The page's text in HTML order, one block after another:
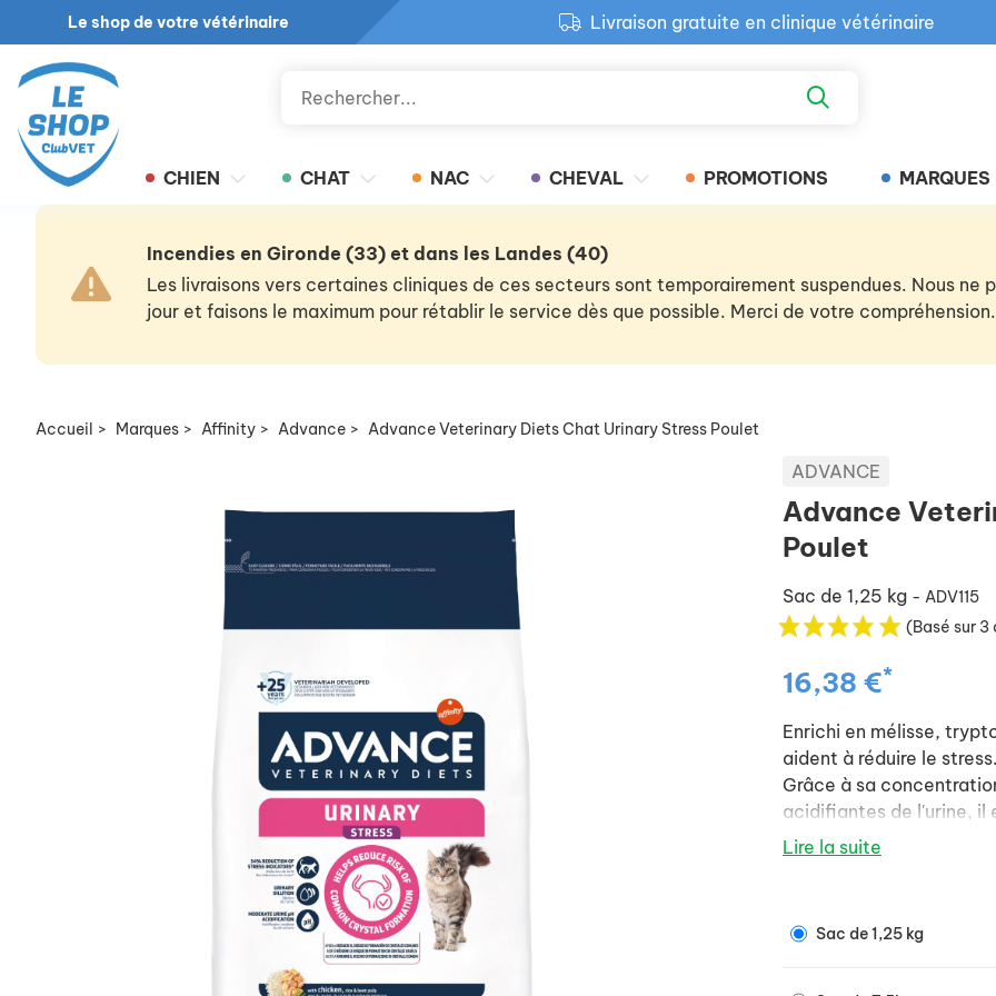
Le shop de votre vétérinaire
Livraison gratuite en clinique vétérinaire
Retour produit gratuit en clinique
CHIEN CHAT NAC CHEVAL PROMOTIONS MARQUES
Incendies en Gironde (33) et dans les Landes (40)
Les livraisons vers certaines cliniques de ces secteurs sont temporairement suspendues. Nous ne
jour et faisons le maximum pour rétablir le service dès que possible. Merci de votre compréhension.
Accueil > Marques > Affinity > Advance > Advance Veterinary Diets Chat Urinary Stress Poulet
ADVANCE
Advance
Poulet
Sac de 1,25 kg - ADV115
(Basé sur 3
16,38 €*
Enrichi en mélisse,
aident à réduire le stress.
Grâce à sa
acidifiantes de l'urine, il
de struvite et d'oxalate
Il est recommandé de
Lire la suite
Sac de 1,25 kg